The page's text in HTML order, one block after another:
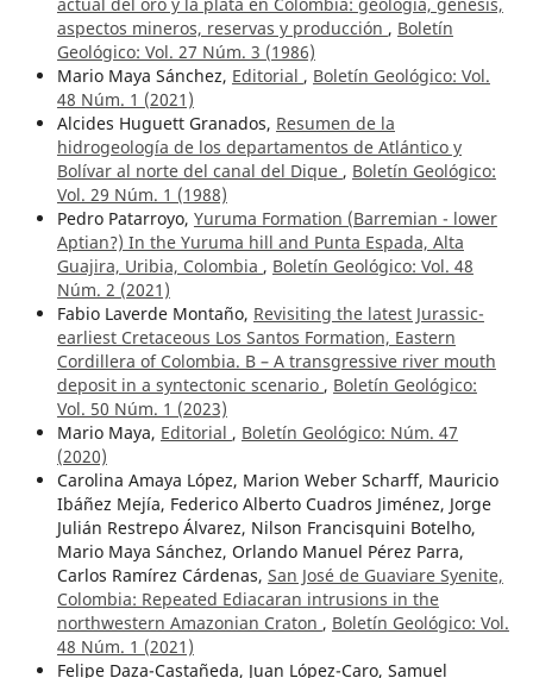
aspectos mineros, reservas y producción , Boletín
Geológico: Vol. 27 Núm. 3 (1986)
Mario Maya Sánchez, Editorial , Boletín Geológico: Vol.
48 Núm. 1 (2021)
Alcides Huguett Granados, Resumen de la
hidrogeología de los departamentos de Atlántico y
Bolívar al norte del canal del Dique , Boletín Geológico:
Vol. 29 Núm. 1 (1988)
Pedro Patarroyo, Yuruma Formation (Barremian - lower
Aptian?) In the Yuruma hill and Punta Espada, Alta
Guajira, Uribia, Colombia , Boletín Geológico: Vol. 48
Núm. 2 (2021)
Fabio Laverde Montaño, Revisiting the latest Jurassic-
earliest Cretaceous Los Santos Formation, Eastern
Cordillera of Colombia. B – A transgressive river mouth
deposit in a syntectonic scenario , Boletín Geológico:
Vol. 50 Núm. 1 (2023)
Mario Maya, Editorial , Boletín Geológico: Núm. 47
(2020)
Carolina Amaya López, Marion Weber Scharff, Mauricio
Ibáñez Mejía, Federico Alberto Cuadros Jiménez, Jorge
Julián Restrepo Álvarez, Nilson Francisquini Botelho,
Mario Maya Sánchez, Orlando Manuel Pérez Parra,
Carlos Ramírez Cárdenas, San José de Guaviare Syenite,
Colombia: Repeated Ediacaran intrusions in the
northwestern Amazonian Craton , Boletín Geológico: Vol.
48 Núm. 1 (2021)
Felipe Daza-Castañeda, Juan López-Caro, Samuel